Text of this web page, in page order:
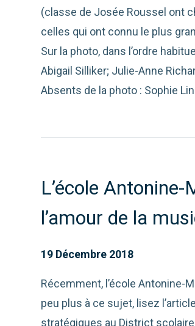
(classe de Josée Roussel ont
celles qui ont connu le plus
Sur la photo, dans l’ordre
Abigail Silliker; Julie-Anne
Absents de la photo : Sophie
L’école
l’amour de la
19 Décembre 2018
Récemment, l’école Antonine-
peu plus à ce sujet, lisez
stratégiques au District